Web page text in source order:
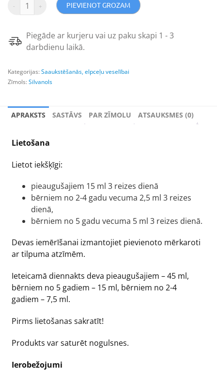
PIEVIENOT GROZAM
Piegāde ar kurjeru vai uz paku skapi 1 - 3
darbdienu laikā.
Kategorijas: Saaukstēšanās, elpceļu veselībai
Zīmols: Silvanols
APRAKSTS SASTĀVS PAR ZĪMOLU ATSAUKSMES (0)
Lietošana
Lietot iekšķīgi:
pieaugušajiem 15 ml 3 reizes dienā
bērniem no 2-4 gadu vecuma 2,5 ml 3 reizes
dienā,
bērniem no 5 gadu vecuma 5 ml 3 reizes dienā.
Devas iemērīšanai izmantojiet pievienoto mērkaroti
ar tilpuma atzīmēm.
Ieteicamā diennakts deva pieaugušajiem – 45 ml,
bērniem no 5 gadiem – 15 ml, bērniem no 2-4
gadiem – 7,5 ml.
Pirms lietošanas sakratīt!
Produkts var saturēt nogulsnes.
Ierobežojumi